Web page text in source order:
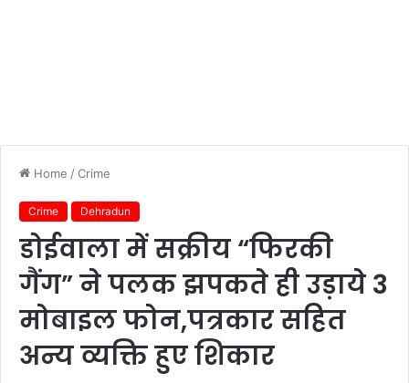
Home /Crime
Crime Dehradun
डोईवाला में सक्रीय “फिरकी
गैंग” ने पलक झपकते ही उड़ाये 3
मोबाइल फोन,पत्रकार सहित
अन्य व्यक्ति हुए शिकार